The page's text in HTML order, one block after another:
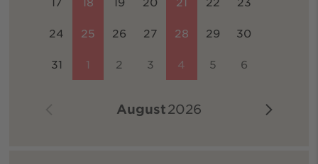
August2026
24 25 26 27 28 29 30
31 1 2 3 4 5 6